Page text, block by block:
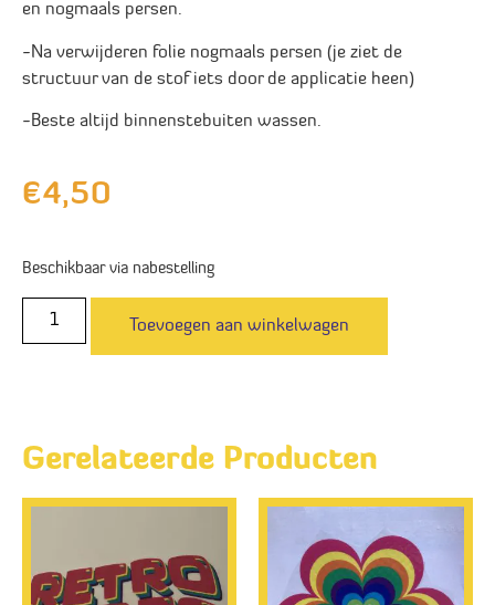
en nogmaals persen.
-Na verwijderen folie nogmaals persen (je ziet de
structuur van de stof iets door de applicatie heen)
-Beste altijd binnenstebuiten wassen.
€4,50
Beschikbaar via nabestelling
Toevoegen aan winkelwagen
Gerelateerde Producten